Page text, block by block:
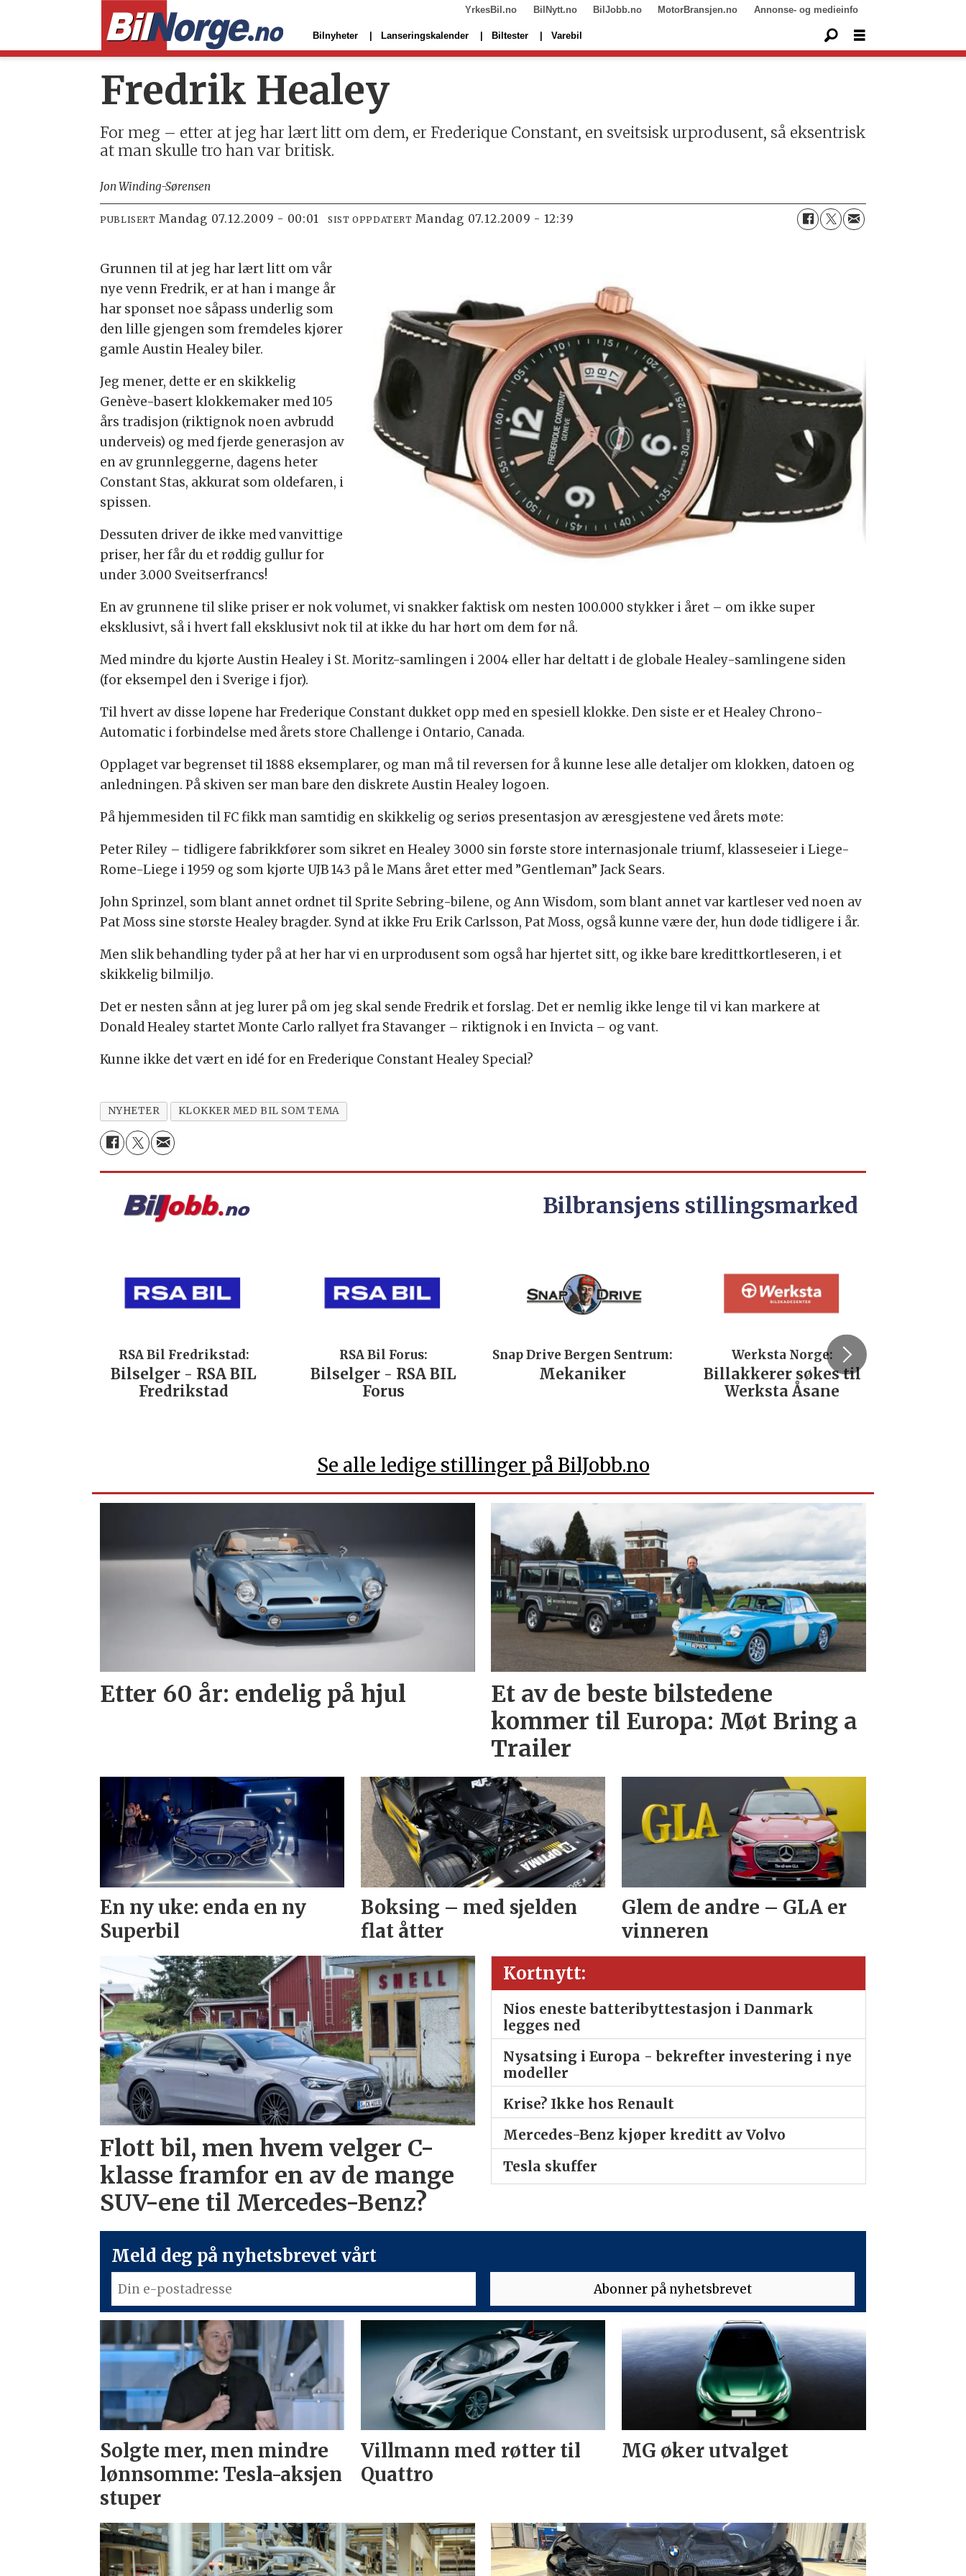
YrkesBil.no BilNytt.no BilJobb.no MotorBransjen.no Annonse- og medieinfo
Bilnyheter Lanseringskalender Biltester Varebil
Fredrik Healey
For meg – etter at jeg har lært litt om dem, er Frederique Constant, en sveitsisk urprodusent, så eksentrisk
at man skulle tro han var britisk.
Jon Winding-Sørensen
PUBLISERT mandag 07.12.2009 - 00:01 SIST OPPDATERT mandag 07.12.2009 - 12:39
Grunnen til at jeg har lært litt om vår
nye venn Fredrik, er at han i mange år
har sponset noe såpass underlig som
den lille gjengen som fremdeles kjører
gamle Austin Healey biler.
Jeg mener, dette er en skikkelig
Genève-basert klokkemaker med 105
års tradisjon (riktignok noen avbrudd
underveis) og med fjerde generasjon av
en av grunnleggerne, dagens heter
Constant Stas, akkurat som oldefaren, i
spissen.
Dessuten driver de ikke med vanvittige
priser, her får du et røddig gullur for
under 3.000 Sveitserfrancs!
En av grunnene til slike priser er nok volumet, vi snakker faktisk om nesten 100.000 stykker i året – om ikke super
eksklusivt, så i hvert fall eksklusivt nok til at ikke du har hørt om dem før nå.
Med mindre du kjørte Austin Healey i St. Moritz-samlingen i 2004 eller har deltatt i de globale Healey-samlingene siden
(for eksempel den i Sverige i fjor).
Til hvert av disse løpene har Frederique Constant dukket opp med en spesiell klokke. Den siste er et Healey Chrono-
Automatic i forbindelse med årets store Challenge i Ontario, Canada.
Opplaget var begrenset til 1888 eksemplarer, og man må til reversen for å kunne lese alle detaljer om klokken, datoen og
anledningen. På skiven ser man bare den diskrete Austin Healey logoen.
På hjemmesiden til FC fikk man samtidig en skikkelig og seriøs presentasjon av æresgjestene ved årets møte:
Peter Riley – tidligere fabrikkfører som sikret en Healey 3000 sin første store internasjonale triumf, klasseseier i Liege-
Rome-Liege i 1959 og som kjørte UJB 143 på le Mans året etter med ”Gentleman” Jack Sears.
John Sprinzel, som blant annet ordnet til Sprite Sebring-bilene, og Ann Wisdom, som blant annet var kartleser ved noen av
Pat Moss sine største Healey bragder. Synd at ikke Fru Erik Carlsson, Pat Moss, også kunne være der, hun døde tidligere i år.
Men slik behandling tyder på at her har vi en urprodusent som også har hjertet sitt, og ikke bare kredittkortleseren, i et
skikkelig bilmiljø.
Det er nesten sånn at jeg lurer på om jeg skal sende Fredrik et forslag. Det er nemlig ikke lenge til vi kan markere at
Donald Healey startet Monte Carlo rallyet fra Stavanger – riktignok i en Invicta – og vant.
Kunne ikke det vært en idé for en Frederique Constant Healey Special?
NYHETER KLOKKER MED BIL SOM TEMA
Bilbransjens stillingsmarked
RSA Bil Fredrikstad:
Bilselger - RSA BIL
Fredrikstad
RSA Bil Forus:
Bilselger - RSA BIL
Forus
Snap Drive Bergen Sentrum:
Mekaniker
Werksta Norge:
Billakkerer søkes til
Werksta Åsane
Se alle ledige stillinger på BilJobb.no
Etter 60 år: endelig på hjul
Et av de beste bilstedene
kommer til Europa: Møt Bring a
Trailer
En ny uke: enda en ny
Superbil
Boksing – med sjelden
flat åtter
Glem de andre – GLA er
vinneren
Flott bil, men hvem velger C-
klasse framfor en av de mange
SUV-ene til Mercedes-Benz?
Kortnytt:
Nios eneste batteribyttestasjon i Danmark
legges ned
Nysatsing i Europa - bekrefter investering i nye
modeller
Krise? Ikke hos Renault
Mercedes-Benz kjøper kreditt av Volvo
Tesla skuffer
Meld deg på nyhetsbrevet vårt
Solgte mer, men mindre
lønnsomme: Tesla-aksjen
stuper
Villmann med røtter til
Quattro
MG øker utvalget